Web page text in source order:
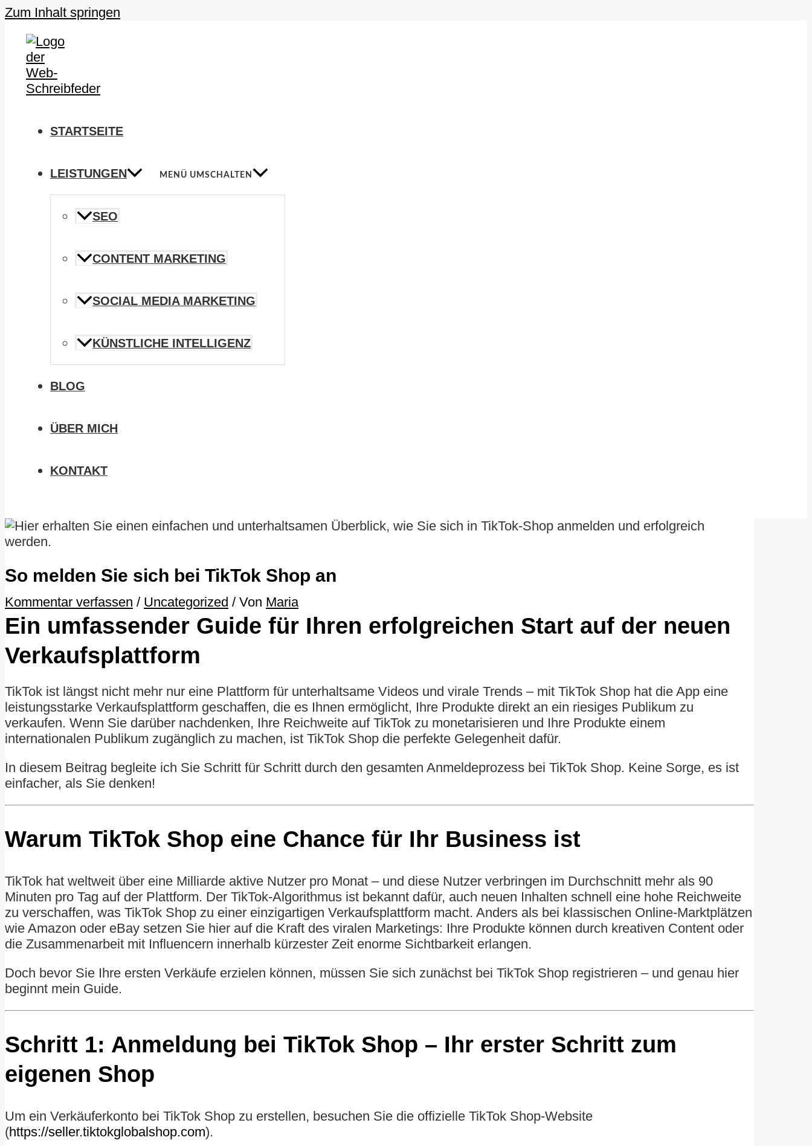
Zum Inhalt springen
STARTSEITE
LEISTUNGEN MENÜ UMSCHALTEN
SEO
CONTENT MARKETING
SOCIAL MEDIA MARKETING
KÜNSTLICHE INTELLIGENZ
BLOG
ÜBER MICH
KONTAKT
So melden Sie sich bei TikTok Shop an
Kommentar verfassen / Uncategorized / Von Maria
Ein umfassender Guide für Ihren erfolgreichen Start auf der neuen
Verkaufsplattform
TikTok ist längst nicht mehr nur eine Plattform für unterhaltsame Videos und virale Trends – mit TikTok Shop hat die App eine
leistungsstarke Verkaufsplattform geschaffen, die es Ihnen ermöglicht, Ihre Produkte direkt an ein riesiges Publikum zu
verkaufen. Wenn Sie darüber nachdenken, Ihre Reichweite auf TikTok zu monetarisieren und Ihre Produkte einem
internationalen Publikum zugänglich zu machen, ist TikTok Shop die perfekte Gelegenheit dafür.
In diesem Beitrag begleite ich Sie Schritt für Schritt durch den gesamten Anmeldeprozess bei TikTok Shop. Keine Sorge, es ist
einfacher, als Sie denken!
Warum TikTok Shop eine Chance für Ihr Business ist
TikTok hat weltweit über eine Milliarde aktive Nutzer pro Monat – und diese Nutzer verbringen im Durchschnitt mehr als 90
Minuten pro Tag auf der Plattform. Der TikTok-Algorithmus ist bekannt dafür, auch neuen Inhalten schnell eine hohe Reichweite
zu verschaffen, was TikTok Shop zu einer einzigartigen Verkaufsplattform macht. Anders als bei klassischen Online-Marktplätzen
wie Amazon oder eBay setzen Sie hier auf die Kraft des viralen Marketings: Ihre Produkte können durch kreativen Content oder
die Zusammenarbeit mit Influencern innerhalb kürzester Zeit enorme Sichtbarkeit erlangen.
Doch bevor Sie Ihre ersten Verkäufe erzielen können, müssen Sie sich zunächst bei TikTok Shop registrieren – und genau hier
beginnt mein Guide.
Schritt 1: Anmeldung bei TikTok Shop – Ihr erster Schritt zum
eigenen Shop
Um ein Verkäuferkonto bei TikTok Shop zu erstellen, besuchen Sie die offizielle TikTok Shop-Website
(https://seller.tiktokglobalshop.com).